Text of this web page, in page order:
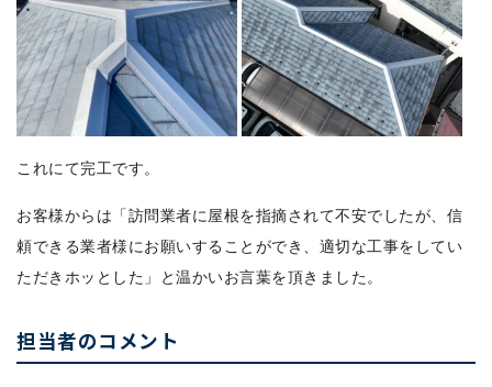
これにて完工です。
お客様からは「訪問業者に屋根を指摘されて不安でしたが、信
頼できる業者様にお願いすることができ、適切な工事をしてい
ただきホッとした」と温かいお言葉を頂きました。
担当者のコメント